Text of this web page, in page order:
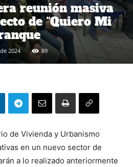
reunión masiva
de “Quiero Mi
2024 89
de Vivienda y Urbanismo
en un nuevo sector de
a lo realizado anteriormente